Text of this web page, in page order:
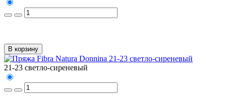
В корзину
21-23 светло-сиреневый